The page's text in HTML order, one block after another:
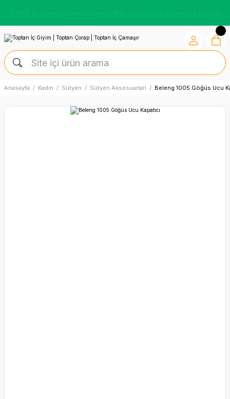
Anasayfa Kadın Sütyen Sütyen Aksesuarları Beleng 1005 Göğüs Ucu